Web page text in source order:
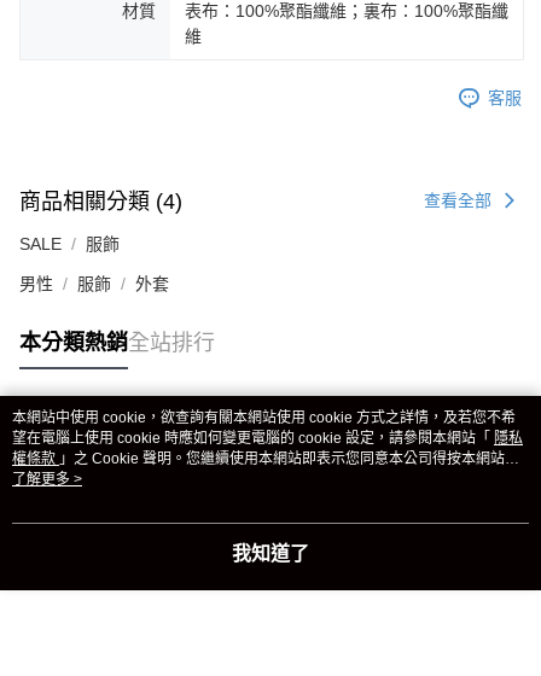
材質
表布：100%聚酯纖維；裏布：100%聚酯纖
維
客服
商品相關分類 (4) 查看全部
SALE 服飾
男性 服飾 外套
本分類熱銷全站排行
熱門標籤
本網站中使用 cookie，欲查詢有關本網站使用 cookie 方式之詳情，及若您不希
望在電腦上使用 cookie 時應如何變更電腦的 cookie 設定，請參閱本網站「 隱私
權條款 」之 Cookie 聲明。您繼續使用本網站即表示您同意本公司得按本網站使
用條款之 Cookie 聲明使用 cookie。
了解更多 >
我知道了